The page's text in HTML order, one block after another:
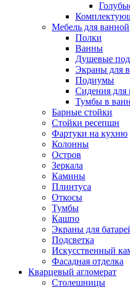
Мебель для ванной
Полки
Ванны
Душевые
Экраны для
Подиумы
Сидения для
Тумбы в
Барные стойки
Стойки ресепшн
Фартуки на кухню
Колонны
Остров
Зеркала
Камины
Плинтуса
Откосы
Тумбы
Кашпо
Экраны для
Подсветка
Искусственный
Фасадная отделка
Кварцевый агломерат
Столешницы